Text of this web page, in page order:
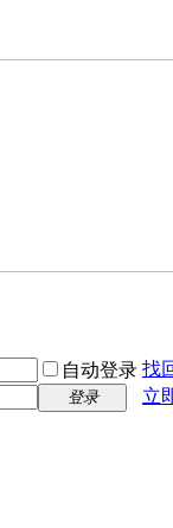
自动登录 找
登录
立